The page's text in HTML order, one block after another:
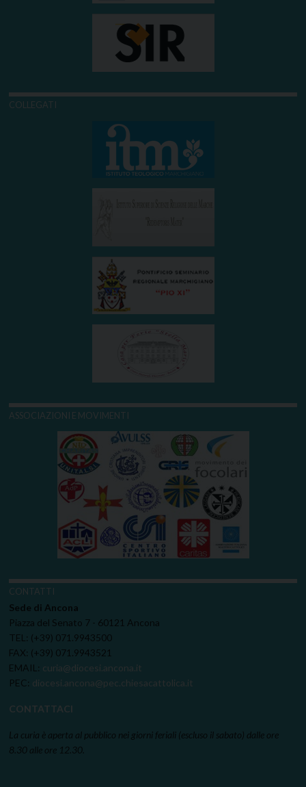
COLLEGATI
ASSOCIAZIONI E MOVIMENTI
CONTATTI
Sede di Ancona
Piazza del Senato 7 - 60121 Ancona
TEL: (+39) 071.9943500
FAX: (+39) 071.9943521
EMAIL: curia@diocesi.ancona.it
PEC: diocesi.ancona@pec.chiesacattolica.it
CONTATTACI
La curia è aperta al pubblico nei giorni feriali (escluso il sabato) dalle ore
8.30 alle ore 12.30.